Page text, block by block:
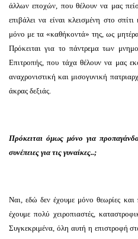
άλλων εποχών, που θέλουν να μας
επιβάλει να είναι κλεισμένη στο
μόνο με τα «καθήκοντά» της, ως
Πρόκειται για το πάντρεμα των
Επιτροπής, που τάχα θέλουν να μας
αναχρονιστική και μισογυνική
άκρας δεξιάς.
Πρόκειται όμως μόνο για
συνέπειες για τις γυναίκες..;
Ναι, εδώ δεν έχουμε μόνο θεωρίες και
έχουμε πολύ χειροπιαστές,
Συγκεκριμένα, όλη αυτή η επιστροφή